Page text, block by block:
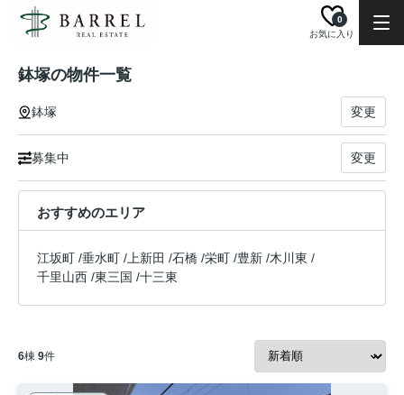
お気に入り
0
鉢塚の物件一覧
鉢塚 変更
募集中 変更
おすすめのエリア
江坂町 /垂水町 / 上新田 /石橋 /栄町 /豊新 /木川東 /
千里山西 /東三国 /十三東
6棟 9件